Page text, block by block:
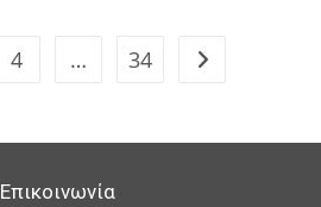
4 … 34 Go to the next
Επικοινωνία